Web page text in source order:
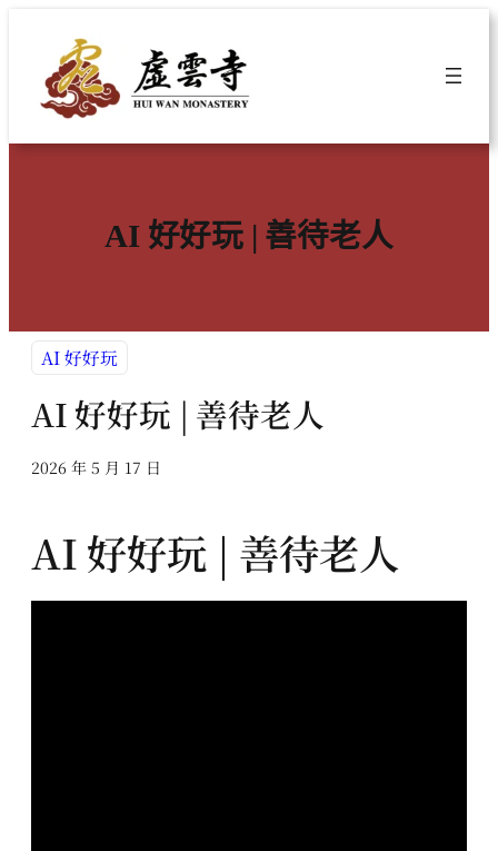
內
AI 好好玩 | 善待老人
AI 好好玩
AI 好好玩 | 善待老人
2026 年 5 月 17 日
AI 好好玩 | 善待老人